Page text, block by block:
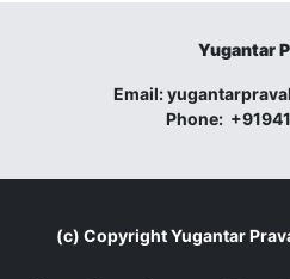
Yugantar
Email:
Phone:
(c) CopyrightYugantar